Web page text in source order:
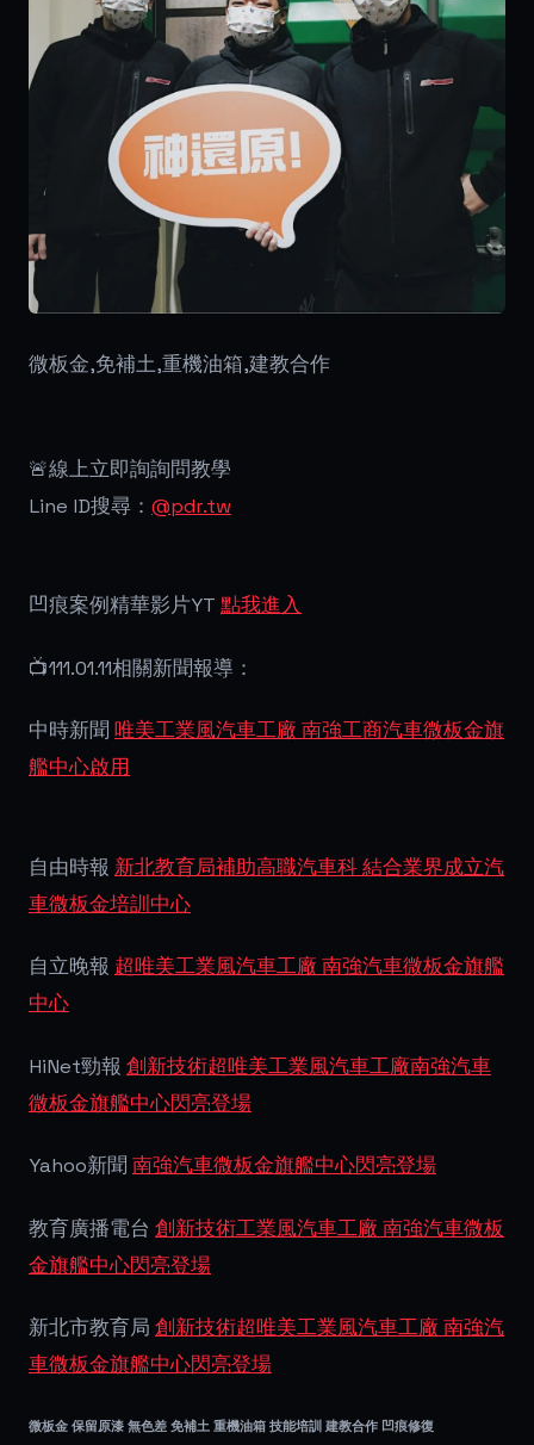
微板金,免補土,重機油箱,建教合作
🚨線上立即詢詢問教學
Line ID搜尋： @pdr.tw
凹痕案例精華影片YT 點我進入
📺111.01.11相關新聞報導：
中時新聞 唯美工業風汽車工廠 南強工商汽車微板金旗
艦中心啟用
自由時報 新北教育局補助高職汽車科 結合業界成立汽
車微板金培訓中心
自立晚報 超唯美工業風汽車工廠 南強汽車微板金旗艦
中心
HiNet勁報 創新技術超唯美工業風汽車工廠南強汽車
微板金旗艦中心閃亮登場
Yahoo新聞 南強汽車微板金旗艦中心閃亮登場
教育廣播電台 創新技術工業風汽車工廠 南強汽車微板
金旗艦中心閃亮登場
新北市教育局 創新技術超唯美工業風汽車工廠 南強汽
車微板金旗艦中心閃亮登場
微板金 保留原漆 無色差 免補土 重機油箱 技能培訓 建教合作 凹痕修復